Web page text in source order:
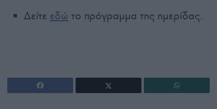
Δείτε εδώ το πρόγραμμα της ημερίδας.